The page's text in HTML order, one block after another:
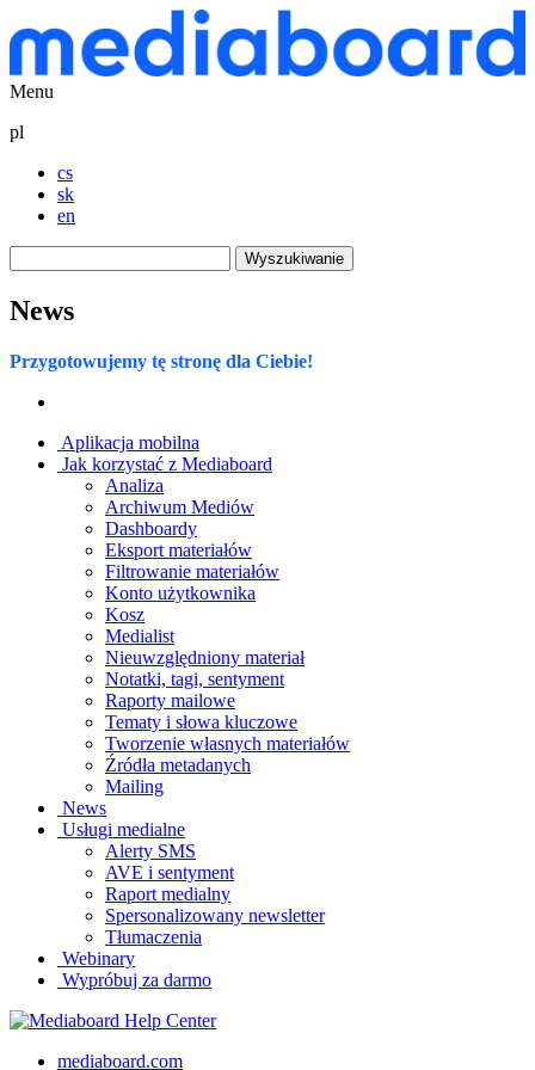
Menu
pl
cs
sk
en
Wyszukiwanie
News
Przygotowujemy tę stronę dla Ciebie!
Aplikacja mobilna
Jak korzystać z Mediaboard
Analiza
Archiwum Mediów
Dashboardy
Eksport materiałów
Filtrowanie materiałów
Konto użytkownika
Kosz
Medialist
Nieuwzględniony materiał
Notatki, tagi, sentyment
Raporty mailowe
Tematy i słowa kluczowe
Tworzenie własnych materiałów
Źródła metadanych
Mailing
News
Usługi medialne
Alerty SMS
AVE i sentyment
Raport medialny
Spersonalizowany newsletter
Tłumaczenia
Webinary
Wypróbuj za darmo
mediaboard.com